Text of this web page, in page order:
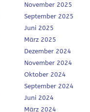
November 2025
September 2025
Juni 2025
März 2025
Dezember 2024
November 2024
Oktober 2024
September 2024
Juni 2024
März 2024